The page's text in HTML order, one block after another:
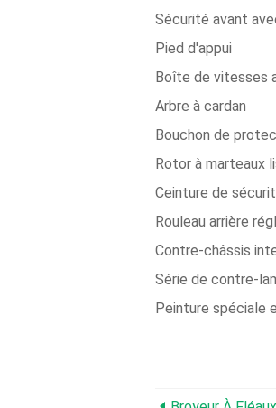
Sécurité avant
Pied d'appui
Boîte de vitesses
Arbre à cardan
Bouchon de
Rotor à marteaux
Ceinture de
Rouleau arrière
Contre-châssis
Série de contre-
Peinture spéciale